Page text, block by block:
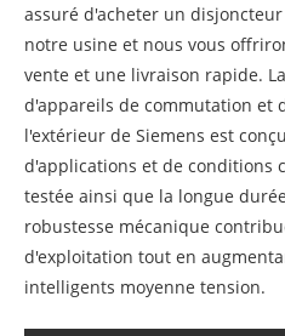
assuré d'acheter un
notre usine et nous vous
vente et une livraison rapide.
d'appareils de commutation et
l'extérieur de Siemens est
d'applications et de conditions
testée ainsi que la longue
robustesse mécanique
d'exploitation tout en
intelligents moyenne tension.